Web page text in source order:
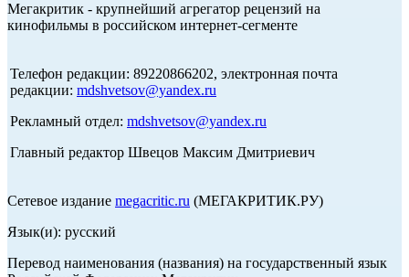
Мегакритик - крупнейший агрегатор рецензий на
кинофильмы в российском интернет-сегменте
Телефон редакции: 89220866202, электронная почта
редакции: mdshvetsov@yandex.ru
Рекламный отдел: mdshvetsov@yandex.ru
Главный редактор Швецов Максим Дмитриевич
Сетевое издание megacritic.ru (МЕГАКРИТИК.РУ)
Язык(и): русский
Перевод наименования (названия) на государственный язык